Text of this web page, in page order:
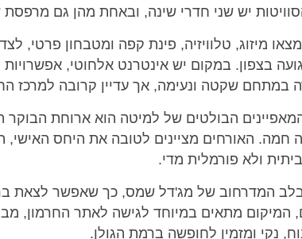
יש שני חדרי שינה, ובאחת מהן גם
מיזוג, טלוויזיה, פינת קפה ומטבחון פרטי,
בצפון. במקום יש אינטרנט אלחוטי,
במתחם שקטה ונעימה, אך עדיין קרובה למרכז
הבולטים של למיטה הוא ארוחת הבוקר
חמה. האורחים מציינים לטובה את היחס האישי,
ולא פורמלית מדי.
המדרחוב של מג'דל שמס, כך שאפשר לצאת
המיקום מתאים במיוחד לגישה לאתר החרמון,
נקי ומזמין לחופשה ברמת הגולן.